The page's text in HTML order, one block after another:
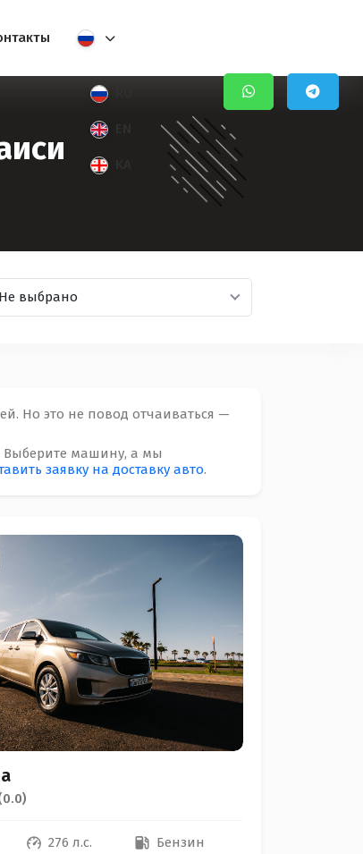
Не выбрано
Но это не повод отчаиваться —
Выберите машину, а мы
заявку на доставку авто.
276 л.с.
Бензин